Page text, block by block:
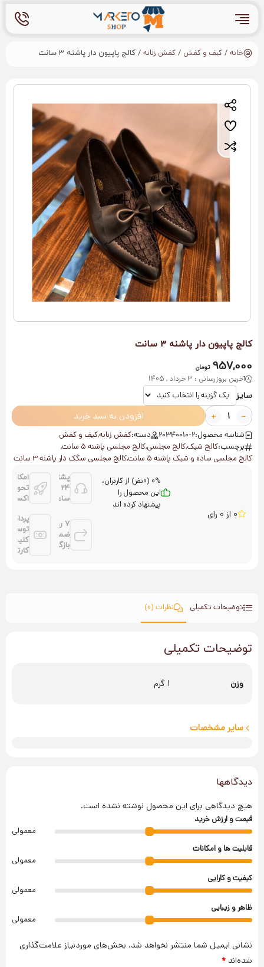
خانه / کیف و کفش / کفش زنانه / کالج پاپیون دار پاشنه 3 سانت
کالج پاپیون دار پاشنه 3 سانت
957,000 تومان
آخرین بروزرسانی : 3 خرداد , 1405
سایز
افزودن به سبد خرید
شناسه محصول:۲۰۳۴۰۰۱۰-2 دسته:کفش زنانه,کیف و کفش
برچسب:کالج شیک,کالج مجلسی,کالج مجلسی پاشنه ۵ سانت
,
کالج مجلسی ساده و شیک پاشنه ۵ سانت
,کالج مجلسی سگک دار پاشنه 3 سانت
0 از 0 رای
0% (0نفر) از کاربران،
این محصول را
پیشنهاد کرده اند
پشتیانی
24
ساعته
امکان
تحویل
اکسپرس
7 روز
ضمانت
بازگشت
پرداخت
توسط
کلیه
کارتها
توضیحات تکمیلی نظرات (0)
توضیحات تکمیلی
وزن 1 گرم
سایر مشخصات
دیدگاهها
هیچ دیدگاهی برای این محصول نوشته نشده است.
قیمت و ارزش خرید
معمولی
قابلیت ها و امکانات
معمولی
کیفیت و کارایی
معمولی
ظاهر و زیبایی
معمولی
نشانی ایمیل شما منتشر نخواهد شد. بخش‌های موردنیاز علامت‌گذاری
شده‌اند *